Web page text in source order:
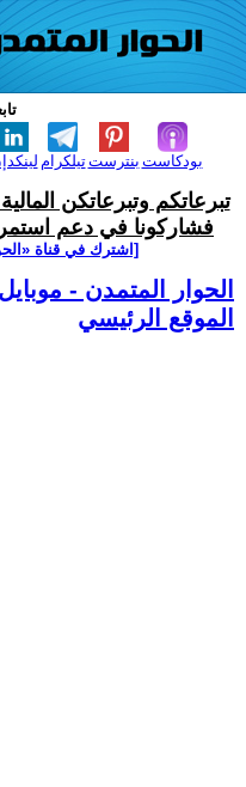
تيلكرامبنترست بودكاست
تبرعاتكم وتبرعاتكن
فشاركونا في دعم
[اشترك في قناة
الحوار المتمدن - موبايل
الموقع الرئيسي